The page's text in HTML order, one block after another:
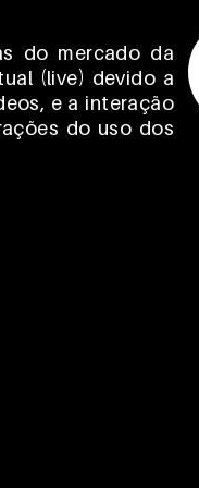
do mercado da
(live) devido a
e a interação
do uso dos